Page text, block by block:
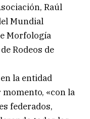
Raúl
Mundial
Morfología
Rodeos de
la entidad
«con la
federados,